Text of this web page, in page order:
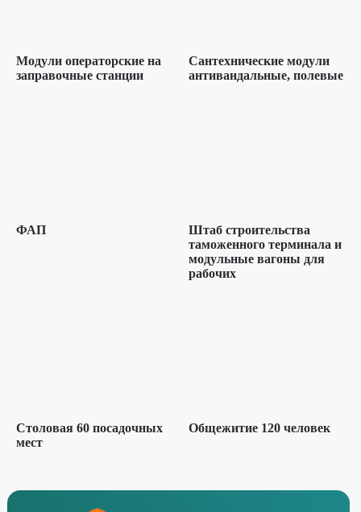
Модули операторские на
заправочные станции
Сантехнические модули
антивандальные, полевые
ФАП
Штаб строительства
таможенного терминала и
модульные вагоны для
рабочих
Столовая 60 посадочных
мест
Общежитие 120 человек